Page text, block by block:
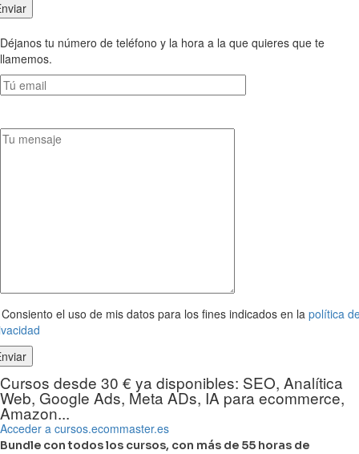
Déjanos tu número de teléfono y la hora a la que quieres que te
llamemos.
el uso de mis datos para los fines indicados en la política
Cursos desde 30 € ya disponibles: SEO, Analítica
Web, Google Ads, Meta ADs, IA para ecommerce,
Amazon...
Acceder a cursos.ecommaster.es
Bundle con todos los cursos, con más de 55 horas de